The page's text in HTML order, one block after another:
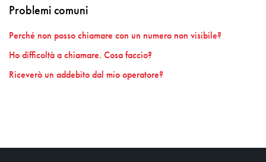
Problemi comuni
Perché non posso chiamare con un numero non visibile?
Ho difficoltà a chiamare. Cosa faccio?
Riceverò un addebito dal mio operatore?